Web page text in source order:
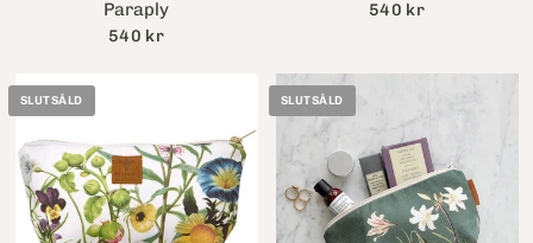
Paraply
540 kr
540 kr
SLUTSÅLD SLUTSÅLD